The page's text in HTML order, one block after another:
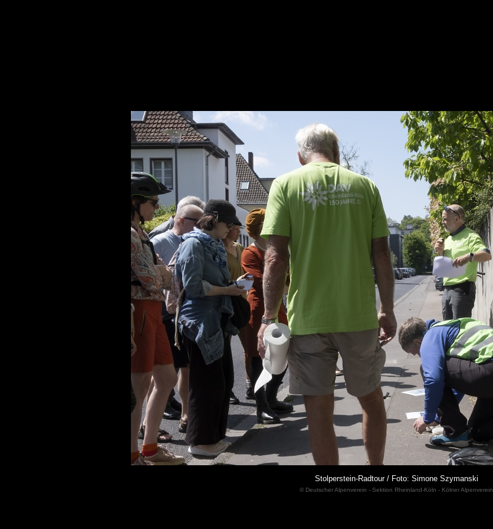
Stolperstein-Radtour / Foto: Simone Szymanski
© Deutscher Alpenverein - Sektion Rheinland-Köln - Kölner Alpenverein